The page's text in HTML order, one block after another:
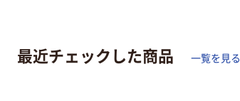
最近チェックした商品 一覧を見る